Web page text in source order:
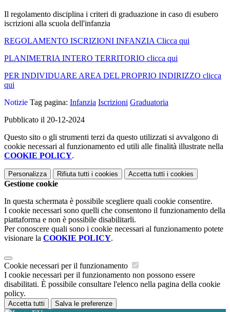
Il regolamento disciplina i criteri di graduazione in caso di esubero
iscrizioni alla scuola dell'infanzia
REGOLAMENTO ISCRIZIONI INFANZIA Clicca qui
PLANIMETRIA INTERO TERRITORIO clicca qui
PER INDIVIDUARE AREA DEL PROPRIO INDIRIZZO clicca
qui
Notizie Tag pagina: Infanzia Iscrizioni Graduatoria
Pubblicato il 20-12-2024
Questo sito o gli strumenti terzi da questo utilizzati si avvalgono di
cookie necessari al funzionamento ed utili alle finalità illustrate nella
COOKIE POLICY.
Personalizza Rifiuta tutti i cookies Accetta tutti i cookies
Gestione cookie
In questa schermata è possibile scegliere quali cookie consentire.
I cookie necessari sono quelli che consentono il funzionamento della
piattaforma e non è possibile disabilitarli.
Per conoscere quali sono i cookie necessari al funzionamento potete
visionare la COOKIE POLICY.
Cookie necessari per il funzionamento
I cookie necessari per il funzionamento non possono essere
disabilitati. È possibile consultare l'elenco nella pagina della cookie
policy.
Accetta tutti Salva le preferenze